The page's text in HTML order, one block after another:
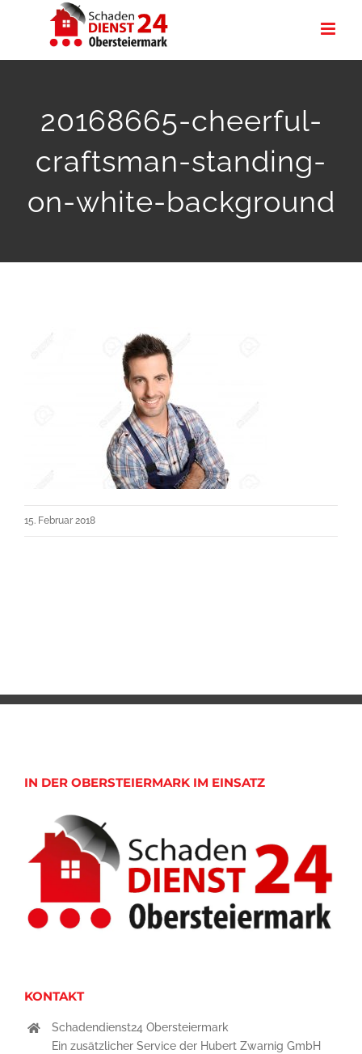
20168665-cheerful-
craftsman-standing-
on-white-background
15. Februar 2018
IN DER OBERSTEIERMARK IM EINSATZ
KONTAKT
Schadendienst24 Obersteiermark
Ein zusätzlicher Service der Hubert Zwarnig GmbH